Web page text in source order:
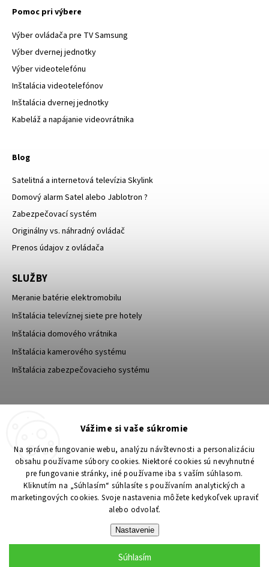
Vážime si vaše súkromie
Na správne fungovanie webu, analýzu návštevnosti a personalizáciu
obsahu používame súbory cookies. Niektoré cookies sú nevyhnutné
pre fungovanie stránky, iné používame iba s vaším súhlasom.
Kliknutím na „Súhlasím“ súhlasíte s používaním analytických a
marketingových cookies. Svoje nastavenia môžete kedykoľvek upraviť
alebo odvolať.
Nastavenie
Súhlasím
Pomoc pri výbere
Výber ovládača pre TV Samsung
Výber dvernej jednotky
Výber videotelefónu
Inštalácia videotelefónov
Inštalácia dvernej jednotky
Kabeláž a napájanie videovrátnika
Blog
Satelitná a internetová televízia Skylink
Domový alarm Satel alebo Jablotron ?
Zabezpečovací systém
Originálny vs. náhradný ovládač
Prenos údajov z ovládača
SLUŽBY
Meranie batérie elektromobilu
Inštalácia televíznej siete pre hotely
Inštalácia domového vrátnika
Inštalácia kamerového systému
Inštalácia zabezpečovacieho systému